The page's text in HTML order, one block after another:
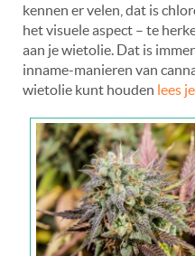
kennen er velen, dat is
het visuele aspect – te
aan je wietolie. Dat is
inname-manieren van
wietolie kunt houden lees